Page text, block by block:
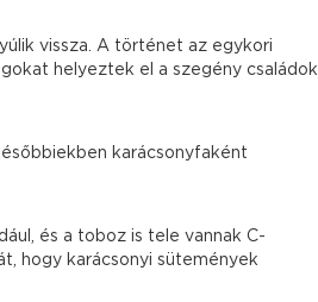
vissza. A történet az egykori
helyeztek el a szegény családok
karácsonyfaként
és a toboz is tele vannak C-
hogy karácsonyi sütemények